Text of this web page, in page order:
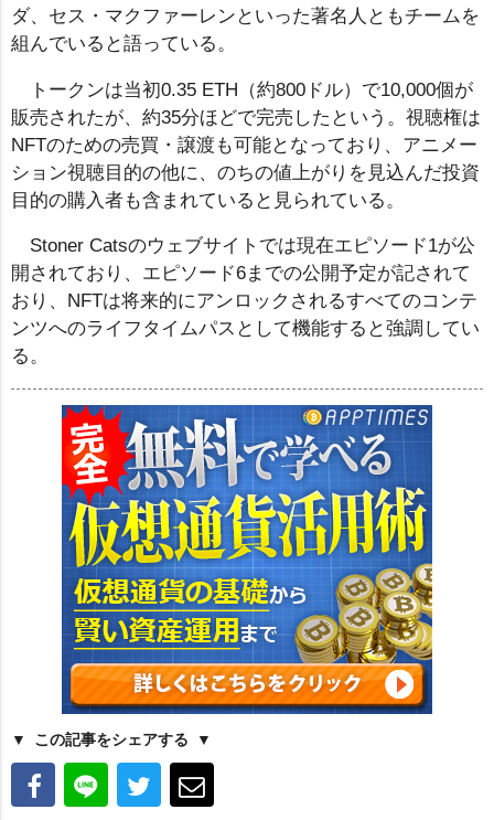
ダ、セス・マクファーレンといった著名人ともチームを
組んでいると語っている。
トークンは当初0.35 ETH（約800ドル）で10,000個が
販売されたが、約35分ほどで完売したという。視聴権は
NFTのための売買・譲渡も可能となっており、アニメー
ション視聴目的の他に、のちの値上がりを見込んだ投資
目的の購入者も含まれていると見られている。
Stoner Catsのウェブサイトでは現在エピソード1が公
開されており、エピソード6までの公開予定が記されて
おり、NFTは将来的にアンロックされるすべてのコンテ
ンツへのライフタイムパスとして機能すると強調してい
る。
この記事をシェアする